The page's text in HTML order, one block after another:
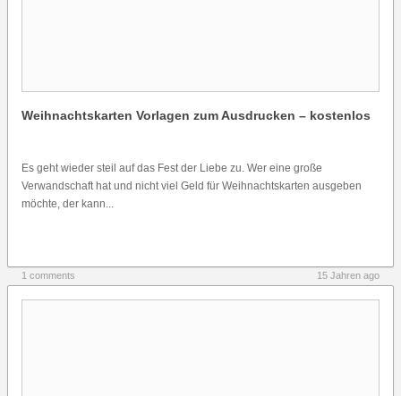
Weihnachtskarten Vorlagen zum Ausdrucken – kostenlos
Es geht wieder steil auf das Fest der Liebe zu. Wer eine große
Verwandschaft hat und nicht viel Geld für Weihnachtskarten ausgeben
möchte, der kann...
1 comments 15 Jahren ago